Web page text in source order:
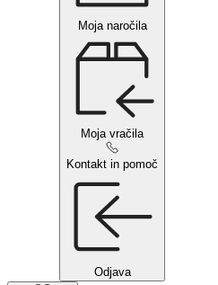
Moja naročila
Moja vračila
Kontakt in pomoč
Odjava